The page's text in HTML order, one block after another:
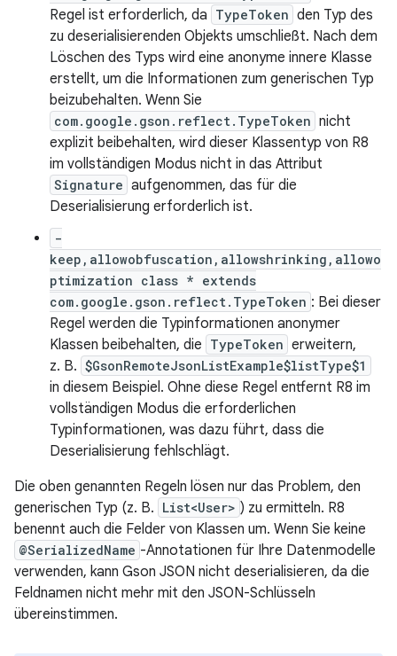
Regel ist erforderlich, da TypeToken den Typ des
zu deserialisierenden Objekts umschließt. Nach dem
Löschen des Typs wird eine anonyme innere Klasse
erstellt, um die Informationen zum generischen Typ
beizubehalten. Wenn Sie
com.google.gson.reflect.TypeToken nicht
explizit beibehalten, wird dieser Klassentyp von R8
im vollständigen Modus nicht in das Attribut
Signature aufgenommen, das für die
Deserialisierung erforderlich ist.
-
keep,allowobfuscation,allowshrinking,allowo
ptimization class * extends
com.google.gson.reflect.TypeToken : Bei dieser
Regel werden die Typinformationen anonymer
Klassen beibehalten, die TypeToken erweitern,
z. B. $GsonRemoteJsonListExample$listType$1
in diesem Beispiel. Ohne diese Regel entfernt R8 im
vollständigen Modus die erforderlichen
Typinformationen, was dazu führt, dass die
Deserialisierung fehlschlägt.
Die oben genannten Regeln lösen nur das Problem, den
generischen Typ (z. B. List<User> ) zu ermitteln. R8
benennt auch die Felder von Klassen um. Wenn Sie keine
@SerializedName -Annotationen für Ihre Datenmodelle
verwenden, kann Gson JSON nicht deserialisieren, da die
Feldnamen nicht mehr mit den JSON-Schlüsseln
übereinstimmen.